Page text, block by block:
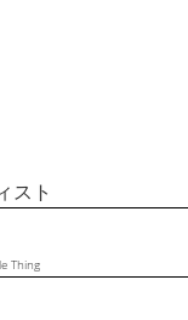
スト
Thing